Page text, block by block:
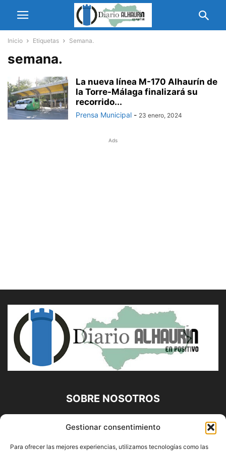
Gestionar consentimiento
Para ofrecer las mejores experiencias, utilizamos tecnologías como las
Inicio Etiquetas Semana.
semana.
La nueva línea M-170 Alhaurín de
la Torre-Málaga finalizará su
recorrido...
Prensa Municipal - 23 enero, 2024
Ads
SOBRE NOSOTROS
Diario Alhaurín (www.alhaurindelatorre.com) Propiedad de
Francisco E. López López | 639 95 71 95 | Noticias de
Alhaurín de la Torre, Málaga y Provincia|